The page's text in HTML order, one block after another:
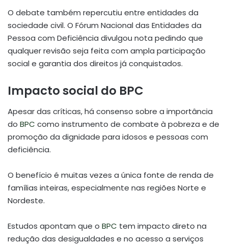
O debate também repercutiu entre entidades da
sociedade civil. O Fórum Nacional das Entidades da
Pessoa com Deficiência divulgou nota pedindo que
qualquer revisão seja feita com ampla participação
social e garantia dos direitos já conquistados.
Impacto social do BPC
Apesar das críticas, há consenso sobre a importância
do BPC como instrumento de combate à pobreza e de
promoção da dignidade para idosos e pessoas com
deficiência.
O benefício é muitas vezes a única fonte de renda de
famílias inteiras, especialmente nas regiões Norte e
Nordeste.
Estudos apontam que o BPC tem impacto direto na
redução das desigualdades e no acesso a serviços